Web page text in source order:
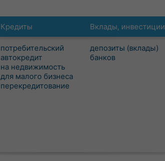
Кредиты
потребительский
автокредит
на недвижимость
для малого бизнеса
перекредитование
Вклады, инвестиции
депозиты (вклады)
банков